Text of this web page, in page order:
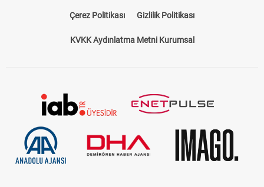
Çerez Politikası Gizlilik Politikası
KVKK Aydınlatma Metni Kurumsal